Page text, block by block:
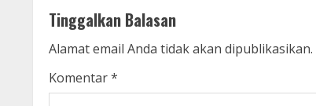
t
i
n
Tinggalkan Balasan
Alamat email Anda tidak akan dipublikasikan.
Komentar*